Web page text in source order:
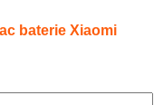
baterie Xiaomi